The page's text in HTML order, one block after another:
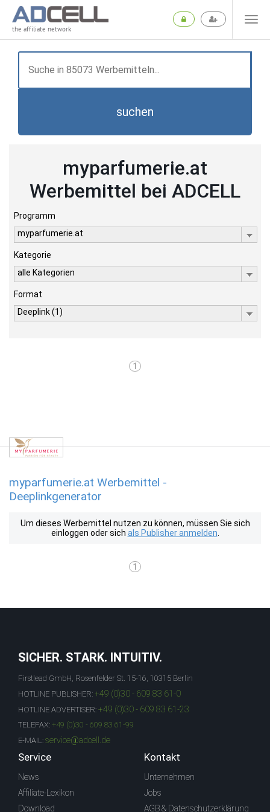
the affiliate network
suchen
myparfumerie.at
Werbemittel bei ADCELL
Programm
myparfumerie.at
Kategorie
alle Kategorien
Format
Deeplink (1)
1
myparfumerie.at Werbemittel -
Deeplinkgenerator
Um dieses Werbemittel nutzen zu können, müssen Sie sich
einloggen oder sich als Publisher anmelden
1
SICHER. STARK. INTUITIV.
Firstlead GmbH, Rosenfelder St. 15-16, 10315 Berlin
HOTLINE PUBLISHER: +49 (0)30 - 609 83 61-0
HOTLINE ADVERTISER: +49 (0)30 - 609 83 61-23
TELEFAX: +49 (0)30 - 609 83 61-99
E-MAIL: service@adcell.de
Service
News
Affiliate-Lexikon
Download
Kontakt
Unternehmen
Jobs
AGB & Datenschutzerklärung